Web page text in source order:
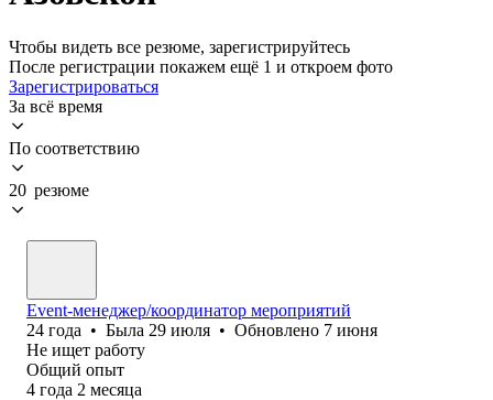
Чтобы видеть все резюме, зарегистрируйтесь
После регистрации покажем ещё 1 и откроем фото
Зарегистрироваться
За всё время
По соответствию
20 резюме
Event-менеджер/координатор мероприятий
24 года • Была 29 июля • Обновлено 7 июня
Не ищет работу
Общий опыт
4 года 2 месяца